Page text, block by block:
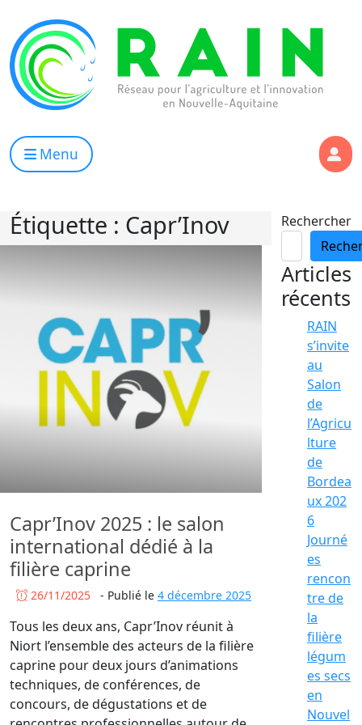
Menu
Étiquette : Capr’Inov
Capr’Inov 2025 : le salon
international dédié à la
filière caprine
26/11/2025 - Publié le 4 décembre 2025
Tous les deux ans, Capr’Inov réunit à
Niort l’ensemble des acteurs de la filière
caprine pour deux jours d’animations
techniques, de conférences, de
concours, de dégustations et de
Rechercher
Articles
récents
RAIN
s’invite
au
Salon
de
l’Agricu
lture
de
Bordea
ux 202
6
Journé
es
rencon
tre de
la
filière
légum
es secs
en
Nouvel